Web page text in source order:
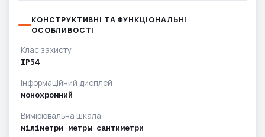
КОНСТРУКТИВНІ ТА ФУНКЦІОНАЛЬНІ
ОСОБЛИВОСТІ
Клас захисту
IP54
Інформаційний дисплей
монохромний
Вимірювальна шкала
міліметри метры сантиметри